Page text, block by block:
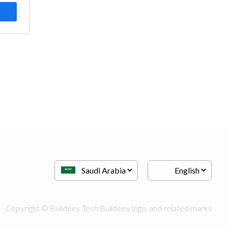
Copyright © Buildeey Tech Buildeey logo, and related marks